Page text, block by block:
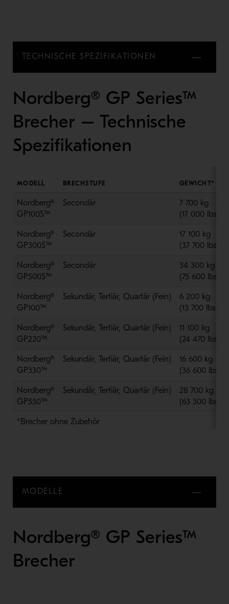
TECHNISCHE SPEZIFIKATIONEN
Nordberg® GP Series™
Brecher – Technische
Spezifikationen
MODELL BRECHSTUFE GEWICHT*
Nordberg®
GP100S™
Secondär
7 700 kg
(17 000 lbs)
Nordberg®
GP300S™
Secondär
17 100 kg
(37 700 lbs)
Nordberg®
GP500S™
Secondär
34 300 kg
(75 600 lbs)
Nordberg®
GP100™
Sekundär, Tertiär, Quartär (Fein)
6 200 kg
(13 700 lbs)
Nordberg®
GP220™
Sekundär, Tertiär, Quartär (Fein)
11 100 kg
(24 470 lbs)
Nordberg®
GP330™
Sekundär, Tertiär, Quartär (Fein)
16 600 kg
(36 600 lbs)
Nordberg®
GP550™
Sekundär, Tertiär, Quartär (Fein)
28 700 kg
(63 300 lbs)
*Brecher ohne Zubehör
MODELLE
Nordberg® GP Series™
Brecher